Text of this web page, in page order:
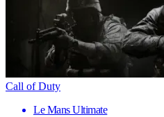
Call of Duty
Le Mans Ultimate